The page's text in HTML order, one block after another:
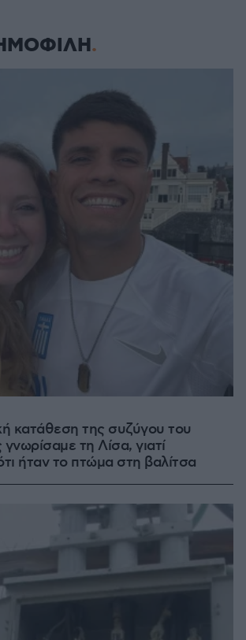
κατάθεση της συζύγου του
τη Λίσα, γιατί
ήταν το πτώμα στη βαλίτσα